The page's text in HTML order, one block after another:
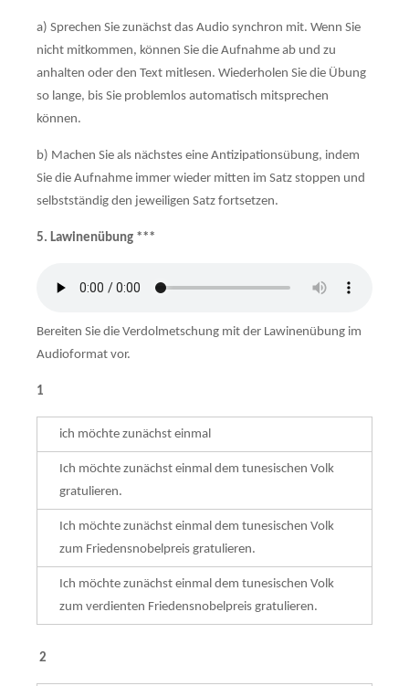
a) Sprechen Sie zunächst das Audio synchron mit. Wenn Sie
nicht mitkommen, können Sie die Aufnahme ab und zu
anhalten oder den Text mitlesen. Wiederholen Sie die Übung
so lange, bis Sie problemlos automatisch mitsprechen
können.
b) Machen Sie als nächstes eine Antizipationsübung, indem
Sie die Aufnahme immer wieder mitten im Satz stoppen und
selbstständig den jeweiligen Satz fort­setzen.
5. Lawinenübung ***
Bereiten Sie die Verdolmetschung mit der Lawinenübung im
Audioformat vor.
1
ich möchte zunächst einmal
Ich möchte zunächst einmal dem tunesischen Volk
gratulieren.
Ich möchte zunächst einmal dem tunesischen Volk
zum Friedensnobelpreis gratulieren.
Ich möchte zunächst einmal dem tunesischen Volk
zum verdienten Friedensnobelpreis gra­tu­lieren.
2